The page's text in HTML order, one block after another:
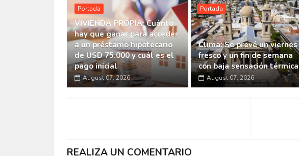
Portada
VIVIENDA PROPIA: Cuánto
hay que ganar para acceder
a un préstamo hipotecario
de USD 75.000 y cuál es el
pago inicial
August 07, 2026
Portada
Clima: Se prevé un viernes
fresco y un fin de semana
con baja sensación térmica
August 07, 2026
REALIZA UN COMENTARIO